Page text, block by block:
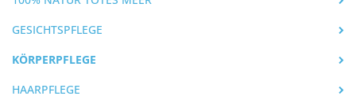
GESICHTSPFLEGE
KÖRPERPFLEGE
HAARPFLEGE